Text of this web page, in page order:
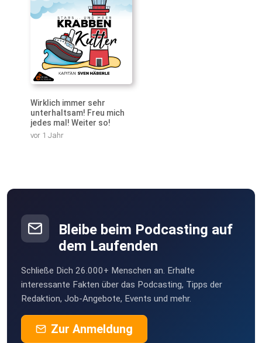
Wirklich immer sehr
unterhaltsam! Freu mich
jedes mal! Weiter so!
vor 1 Jahr
Bleibe beim Podcasting auf
dem Laufenden
Schließe Dich 26.000+ Menschen an. Erhalte
interessante Fakten über das Podcasting, Tipps der
Redaktion, Job-Angebote, Events und mehr.
Zur Anmeldung